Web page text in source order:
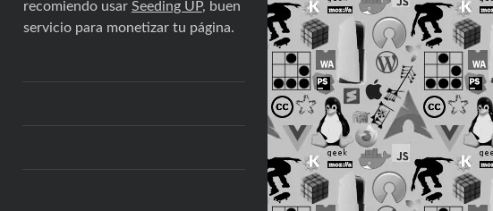
recomiendo usar Seeding UP, buen
servicio para monetizar tu página.